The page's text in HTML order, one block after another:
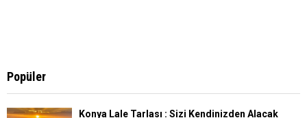
Popüler
Konya Lale Tarlası : Sizi Kendinizden Alacak